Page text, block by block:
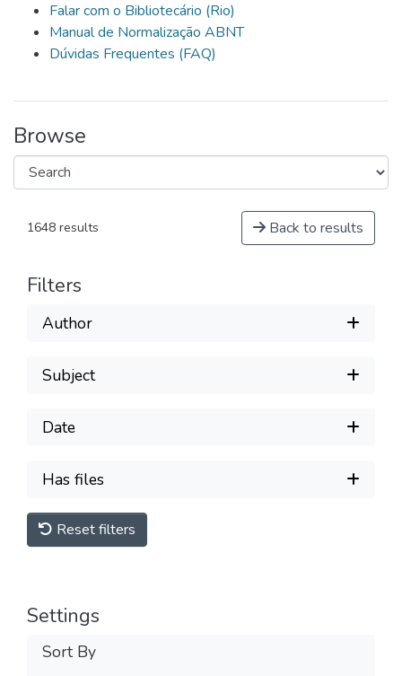
Falar com o Bibliotecário (Rio)
Manual de Normalização ABNT
Dúvidas Frequentes (FAQ)
Browse
1648 results Back to results
Filters
Author
Subject
Date
Has files
Reset filters
Settings
Sort By